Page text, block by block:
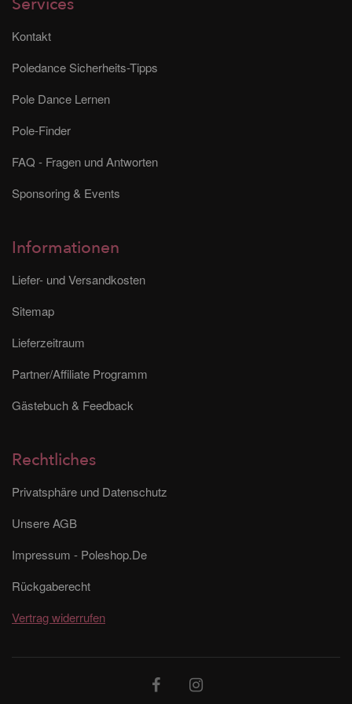
Kontakt
Poledance Sicherheits-Tipps
Pole Dance Lernen
Pole-Finder
FAQ - Fragen und Antworten
Sponsoring & Events
Informationen
Liefer- und Versandkosten
Sitemap
Lieferzeitraum
Partner/Affiliate Programm
Gästebuch & Feedback
Rechtliches
Privatsphäre und Datenschutz
Unsere AGB
Impressum - Poleshop.De
Rückgaberecht
Vertrag widerrufen